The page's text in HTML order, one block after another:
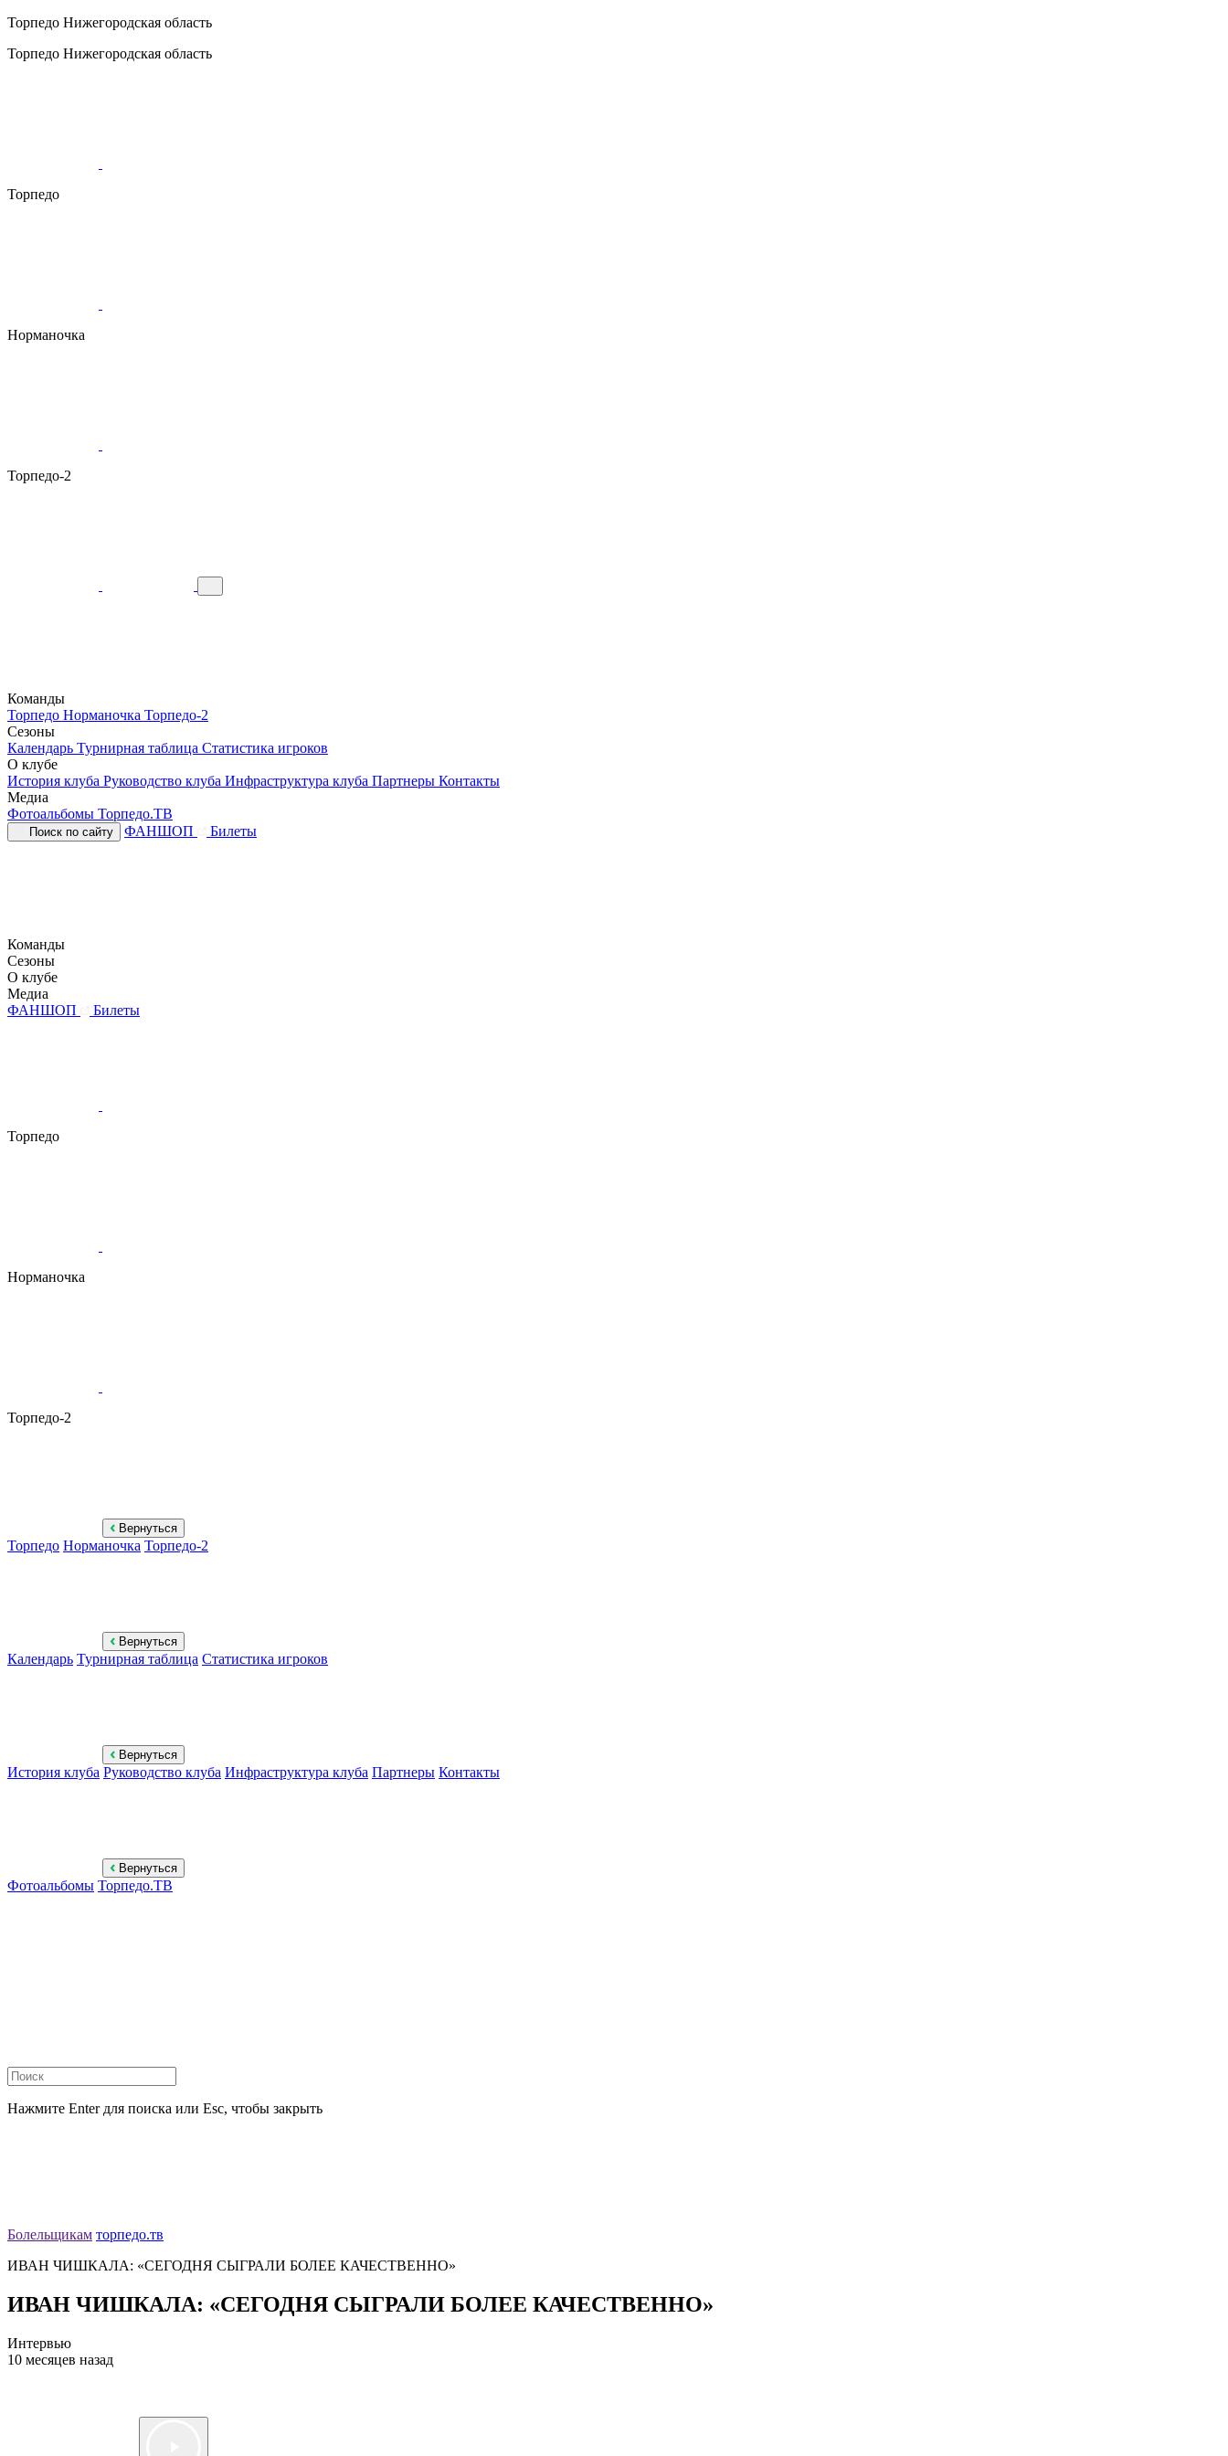
Торпедо Нижегородская область
Торпедо Нижегородская область
Торпедо
Норманочка
Торпедо-2
Команды
Торпедо Норманочка Торпедо-2
Сезоны
Календарь Турнирная таблица Статистика игроков
О клубе
История клуба Руководство клуба Инфраструктура клуба Партнеры Контакты
Медиа
Фотоальбомы Торпедо.ТВ
Поиск по сайту ФАНШОП Билеты
Команды
Сезоны
О клубе
Медиа
ФАНШОП
Билеты
Торпедо
Норманочка
Торпедо-2
Вернуться
Торпедо Норманочка Торпедо-2
Вернуться
Календарь Турнирная таблица Статистика игроков
Вернуться
История клуба Руководство клуба Инфраструктура клуба Партнеры Контакты
Вернуться
Фотоальбомы Торпедо.ТВ
Нажмите Enter для поиска или Esc, чтобы закрыть
Болельщикам торпедо.тв
ИВАН ЧИШКАЛА: «СЕГОДНЯ СЫГРАЛИ БОЛЕЕ КАЧЕСТВЕННО»
ИВАН ЧИШКАЛА: «СЕГОДНЯ СЫГРАЛИ БОЛЕЕ КАЧЕСТВЕННО»
Интервью
10 месяцев назад